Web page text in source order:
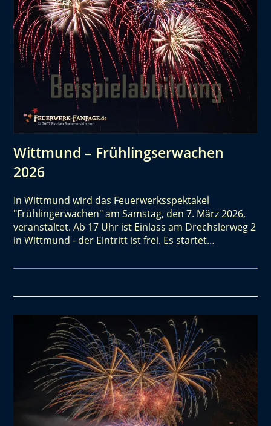
Wittmund – Frühlingserwachen
2026
In Wittmund wird das Feuerwerksspektakel
"Frühlingerwachen" am Samstag, den 7. März 2026,
veranstaltet. Ab 17 Uhr ist Einlass am Drechslerweg 2
in Wittmund - der Eintritt ist frei. Es startet…